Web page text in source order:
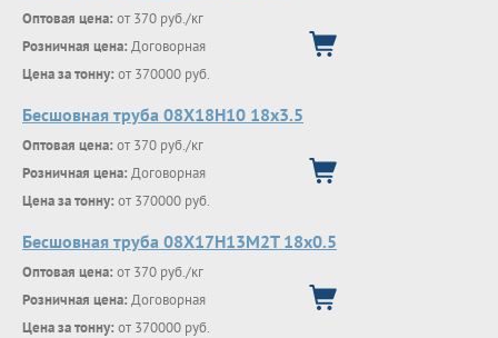
Оптовая цена: от 370 руб./кг
Розничная цена: Договорная
Цена за тонну: от 370000 руб.
Бесшовная труба 08Х18Н10 18х3.5
Оптовая цена: от 370 руб./кг
Розничная цена: Договорная
Цена за тонну: от 370000 руб.
Бесшовная труба 08Х17Н13М2Т 18х0.5
Оптовая цена: от 370 руб./кг
Розничная цена: Договорная
Цена за тонну: от 370000 руб.